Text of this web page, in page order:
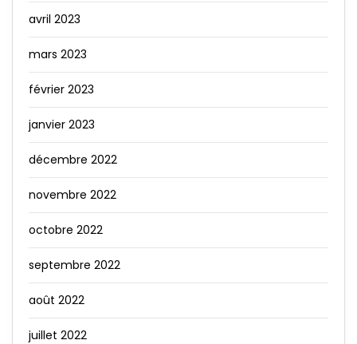
avril 2023
mars 2023
février 2023
janvier 2023
décembre 2022
novembre 2022
octobre 2022
septembre 2022
août 2022
juillet 2022